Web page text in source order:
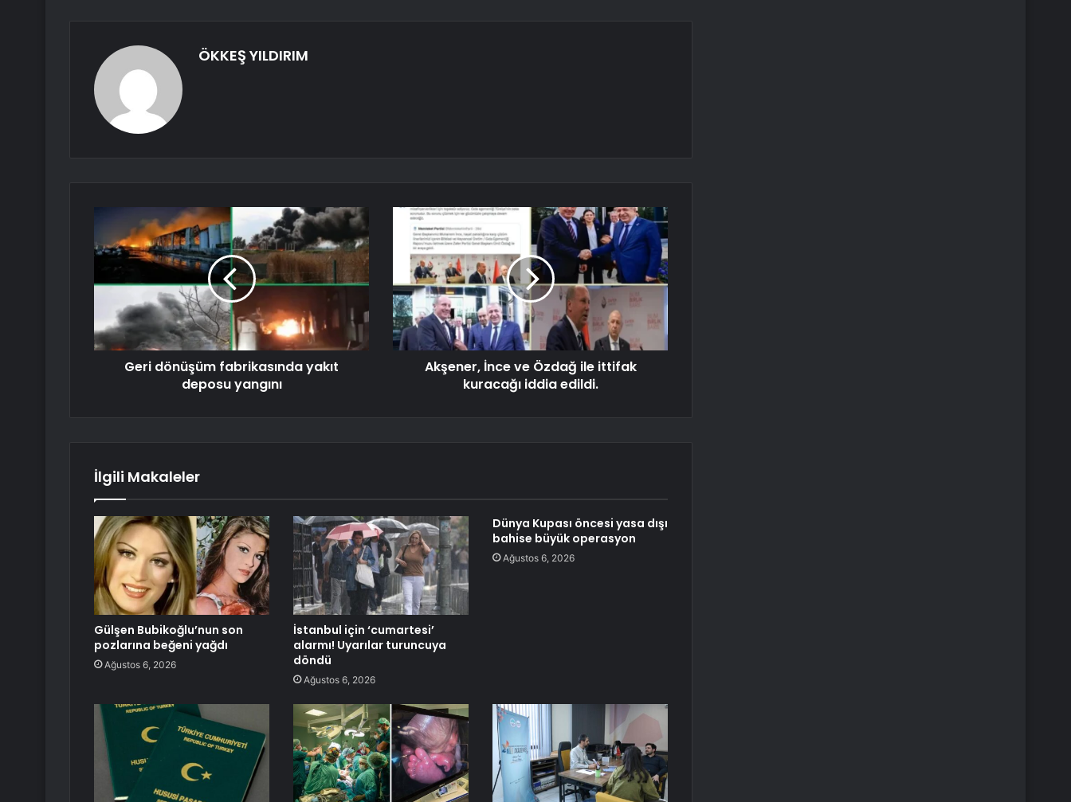
ÖKKEŞ YILDIRIM
Geri dönüşüm fabrikasında yakıt
deposu yangını
Akşener, İnce ve Özdağ ile ittifak
kuracağı iddia edildi.
İlgili Makaleler
Gülşen Bubikoğlu’nun son
pozlarına beğeni yağdı
Ağustos 6, 2026
İstanbul için ‘cumartesi’
alarmı! Uyarılar turuncuya
döndü
Ağustos 6, 2026
Dünya Kupası öncesi yasa dışı
bahise büyük operasyon
Ağustos 6, 2026